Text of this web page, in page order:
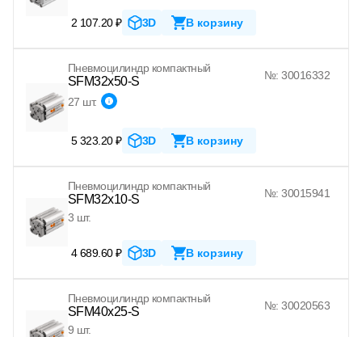
2 107.20 ₽ 3D В корзину
Пневмоцилиндр компактный
SFM32x50-S №: 30016332
27 шт.
5 323.20 ₽ 3D В корзину
Пневмоцилиндр компактный
SFM32x10-S
№: 30015941
3 шт.
4 689.60 ₽ 3D В корзину
Пневмоцилиндр компактный
SFM40x25-S
№: 30020563
9 шт.